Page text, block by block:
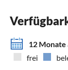
12 Monate
frei